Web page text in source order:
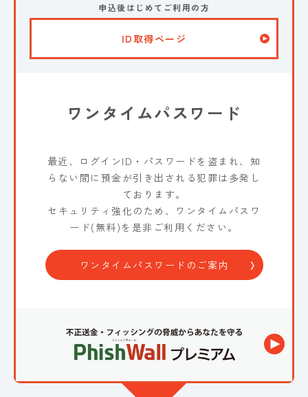
申込後はじめてご利用の方
ID取得ページ
ワンタイムパスワード
最近、ログインID・パスワードを盗まれ、知
らない間に預金が引き出される犯罪は多発し
ております。
セキュリティ強化のため、ワンタイムパスワ
ード(無料)を是非ご利用ください。
ワンタイムパスワードのご案内